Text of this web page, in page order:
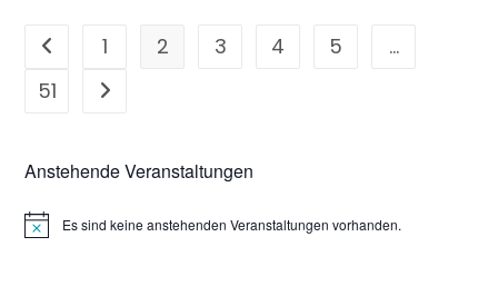
5,5:2,5
Gehe zur vorherigen Seite
1 2 3 4 5
…
51
Gehe zur nächsten Seite
Anstehende Veranstaltungen
Es sind keine anstehenden Veranstaltungen vorhanden.